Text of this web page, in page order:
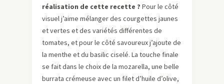
réalisation de cette recette ? Pour le côté
visuel j’aime mélanger des courgettes jaunes
et vertes et des variétés différentes de
tomates, et pour le côté savoureux j’ajoute de
la menthe et du basilic ciselé. La touche finale
se fait dans le choix de la mozarella, une belle
burrata crémeuse avec un filet d’huile d’olive,